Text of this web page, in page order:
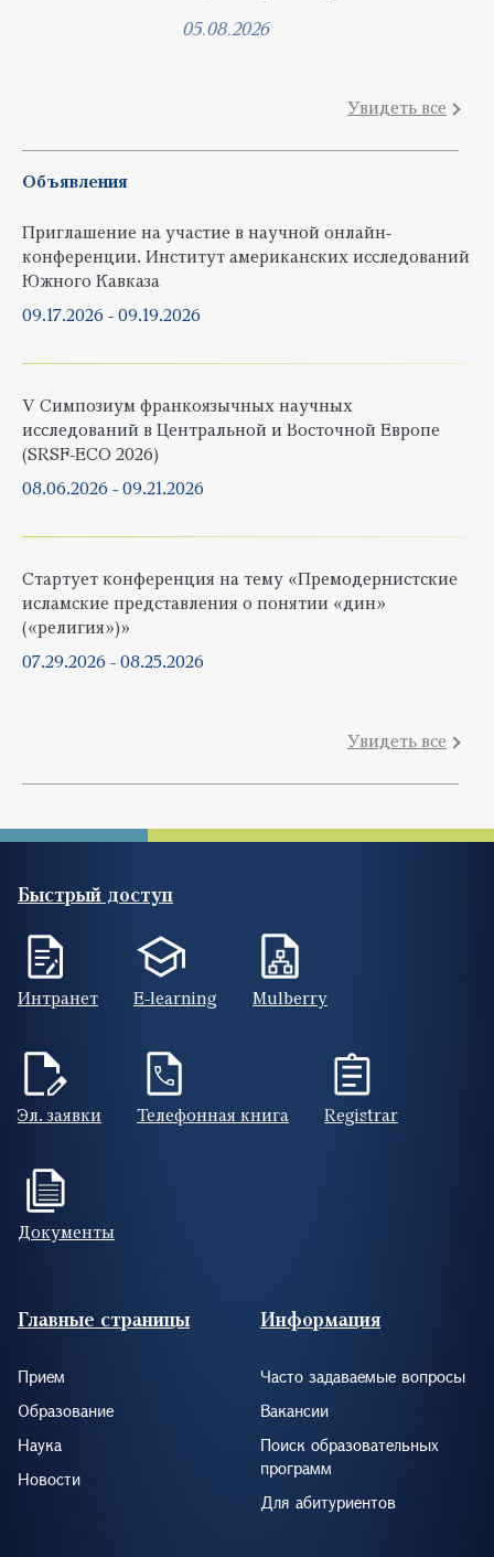
05.08.2026
Увидеть все
Объявления
Приглашение на участие в научной онлайн-
конференции. Институт американских исследований
Южного Кавказа
09.17.2026 -09.19.2026
V Симпозиум франкоязычных научных
исследований в Центральной и Восточной Европе
(SRSF-ECO 2026)
08.06.2026 -09.21.2026
Стартует конференция на тему «Премодернистские
исламские представления о понятии «дин»
(«религия»)»
07.29.2026 -08.25.2026
Увидеть все
Быстрый доступ
Интранет E-learning Mulberry
Эл. заявки Телефонная книга Registrar
Документы
Footer (RUS)
Главные страницы
Прием
Образование
Наука
Новости
Информация
Часто задаваемые вопросы
Вакансии
Поиск образовательных
программ
Для абитуриентов